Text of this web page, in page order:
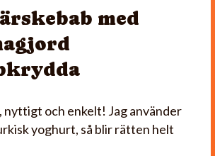
med
nyttigt och enkelt! Jag använder
yoghurt, så blir rätten helt